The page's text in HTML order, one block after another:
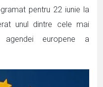
pentru 22 iunie la
unul dintre cele mai
europene a